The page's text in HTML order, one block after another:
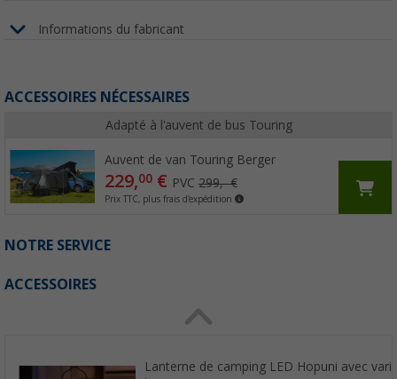
Informations du fabricant
ACCESSOIRES NÉCESSAIRES
Adapté à l'auvent de bus Touring
Auvent de van Touring Berger
229,00€ PVC299,- €
Prix TTC, plus frais d'expédition
NOTRE SERVICE
ACCESSOIRES
Lanterne de camping LED Hopuni avec